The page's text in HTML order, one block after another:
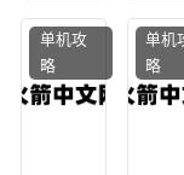
容搭
配，
最强
法师
能，
勇士
的信
仰宠
单机攻
略
单机
略